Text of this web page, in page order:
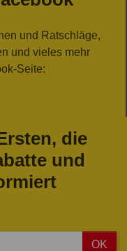
und Ratschläge,
und vieles mehr
Seite:
die
und
OK